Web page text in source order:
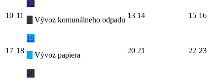
10 11
12
Vývoz komunálneho odpadu
13 14 15 16
17 18
19
Vývoz papiera
20 21 22 23
26